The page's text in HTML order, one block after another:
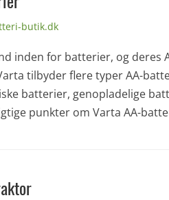
butik.dk
inden for batterier, og
tilbyder flere typer AA-
batterier, genopladelige
punkter om Varta AA-